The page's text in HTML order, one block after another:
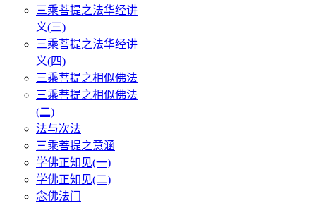
三乘菩提之法华经讲
义(三)
三乘菩提之法华经讲
义(四)
三乘菩提之相似佛法
三乘菩提之相似佛法
(二)
法与次法
三乘菩提之意涵
学佛正知见(一)
学佛正知见(二)
念佛法门